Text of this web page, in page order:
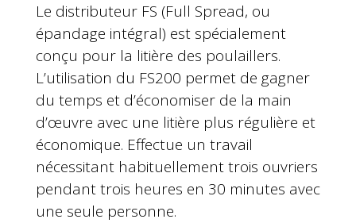
Le distributeur FS (Full Spread, ou
épandage intégral) est spécialement
conçu pour la litière des poulaillers.
L’utilisation du FS200 permet de gagner
du temps et d’économiser de la main
d’œuvre avec une litière plus régulière et
économique. Effectue un travail
nécessitant habituellement trois ouvriers
pendant trois heures en 30 minutes avec
une seule personne.